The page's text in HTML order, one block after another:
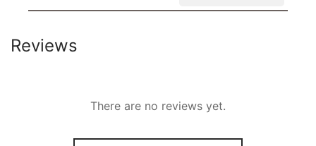
Reviews
There are no reviews yet.